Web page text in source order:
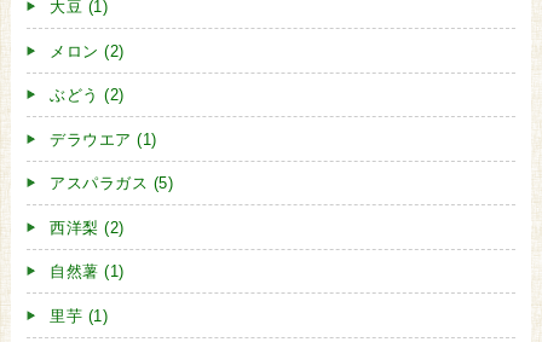
大豆 (1)
メロン (2)
ぶどう (2)
デラウエア (1)
アスパラガス (5)
西洋梨 (2)
自然薯 (1)
里芋 (1)